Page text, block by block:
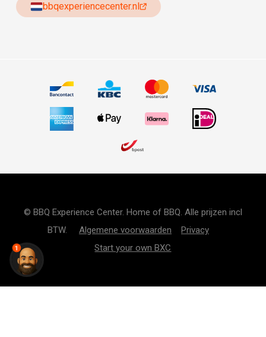
bbqexperiencecenter.nl
© BBQ Experience Center. Home of BBQ. Alle prijzen incl
BTW. Algemene voorwaarden
Privacy
Start your own BXC
1